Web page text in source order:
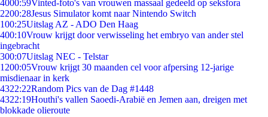
4000:59Vinted-foto's van vrouwen massaal gedeeld op seksfora
2200:28Jesus Simulator komt naar Nintendo Switch
100:25Uitslag AZ - ADO Den Haag
400:10Vrouw krijgt door verwisseling het embryo van ander stel
ingebracht
300:07Uitslag NEC - Telstar
1200:05Vrouw krijgt 30 maanden cel voor afpersing 12-jarige
misdienaar in kerk
4322:22Random Pics van de Dag #1448
4322:19Houthi's vallen Saoedi-Arabië en Jemen aan, dreigen met
blokkade olieroute